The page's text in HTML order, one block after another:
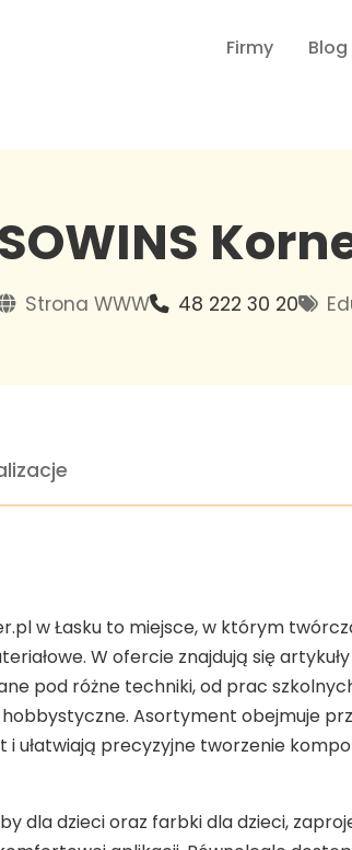
Firmy Blog
SOWINS
Strona WWW 48 222 30 20
w Łasku to miejsce, w którym
W ofercie znajdują się
pod różne techniki, od prac
Asortyment obejmuje
ułatwiają precyzyjne tworzenie
dla dzieci oraz farbki dla dzieci,